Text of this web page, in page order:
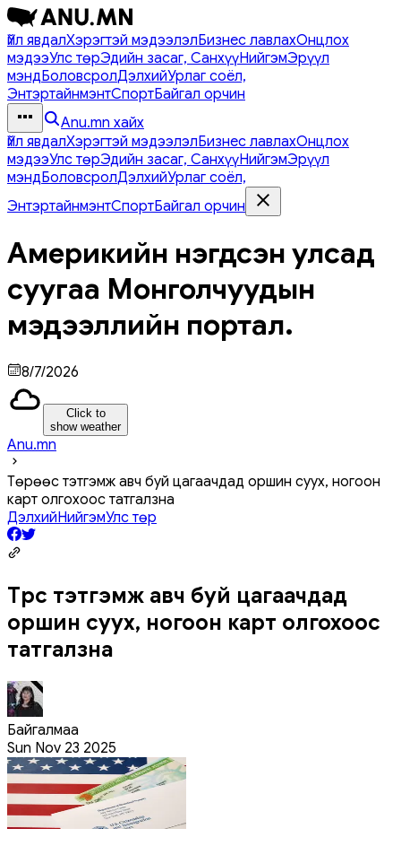
Үйл явдалХэрэгтэй мэдээлэлБизнес лавлахОнцлох
мэдээУлс төрЭдийн засаг, СанхүүНийгэмЭрүүл
мэндБоловсролДэлхийУрлаг соёл,
ЭнтэртайнмэнтСпортБайгал орчин
Anu.mn хайх
Үйл явдалХэрэгтэй мэдээлэлБизнес лавлахОнцлох
мэдээУлс төрЭдийн засаг, СанхүүНийгэмЭрүүл
мэндБоловсролДэлхийУрлаг соёл,
ЭнтэртайнмэнтСпортБайгал орчин
Америкийн нэгдсэн улсад
суугаа Монголчуудын
мэдээллийн портал.
8/7/2026
Click to
show weather
Anu.mn
Төрөөс тэтгэмж авч буй цагаачдад оршин суух, ногоон
карт олгохоос татгалзна
ДэлхийНийгэмУлс төр
Төрөөс тэтгэмж авч буй цагаачдад
оршин суух, ногоон карт олгохоос
татгалзна
Байгалмаа
Sun Nov 23 2025